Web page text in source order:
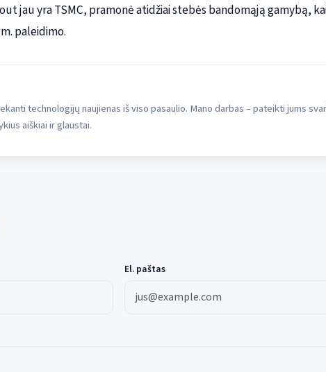
jau yra TSMC, pramonė atidžiai stebės bandomąją gamybą,
paleidimo.
technologijų naujienas iš viso pasaulio. Mano darbas – pateikti jums
aiškiai ir glaustai.
El. paštas